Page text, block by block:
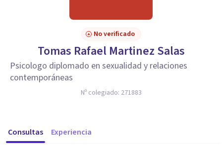
No verificado
Tomas Rafael Martinez Salas
Psicologo diplomado en sexualidad y relaciones
contemporáneas
Nº colegiado: 271883
Consultas Experiencia